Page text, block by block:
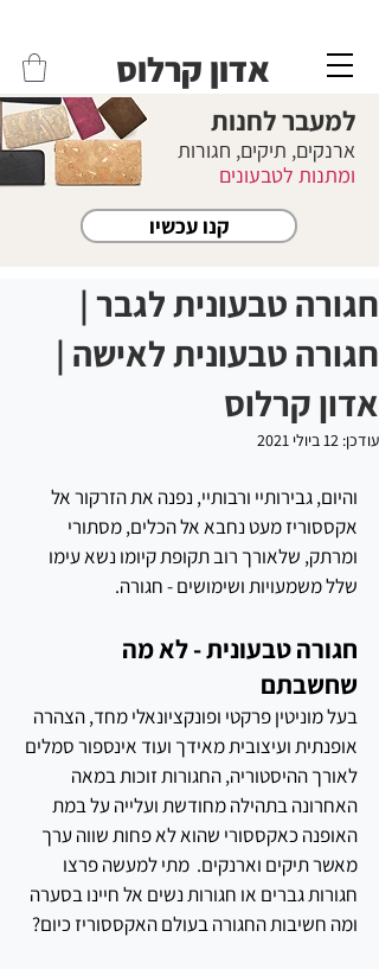
אדון קרלוס
למעבר לחנות
ארנקים, תיקים, חגורות
ומתנות לטבעונים
קנו עכשיו
חגורה טבעונית לגבר |
חגורה טבעונית לאישה |
אדון קרלוס
עודכן: 12 ביולי 2021
והיום, גבירותיי ורבותיי, נפנה את הזרקור אל
אקססוריז מעט נחבא אל הכלים, מסתורי
ומרתק, שלאורך רוב תקופת קיומו נשא עימו
שלל משמעויות ושימושים - חגורה.
חגורה טבעונית - לא מה
שחשבתם
בעל מוניטין פרקטי ופונקציונאלי מחד, הצהרה
אופנתית ועיצובית מאידך ועוד אינספור סמלים
לאורך ההיסטוריה, החגורות זוכות במאה
האחרונה בתהילה מחודשת ועלייה על במת
האופנה כאקססורי שהוא לא פחות שווה ערך
מאשר תיקים וארנקים.  מתי למעשה פרצו
חגורות גברים או חגורות נשים אל חיינו בסערה
ומה חשיבות החגורה בעולם האקססוריז כיום?